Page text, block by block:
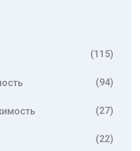
(115)
(94)
(27)
(22)